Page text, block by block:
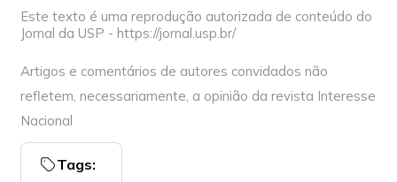
Este texto é uma reprodução autorizada de conteúdo do
Jornal da USP - https://jornal.usp.br/
Artigos e comentários de autores convidados não
refletem, necessariamente, a opinião da revista Interesse
Nacional
Tags: